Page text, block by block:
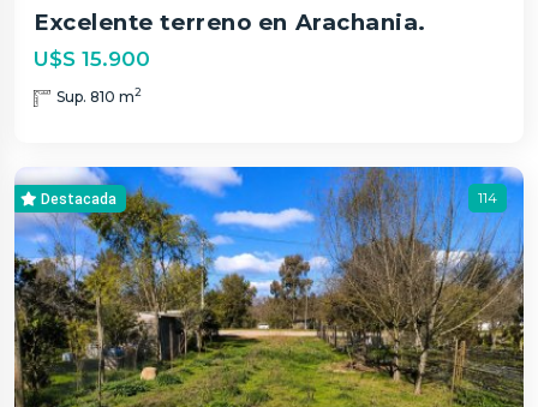
Excelente terreno en Arachania.
U$S 15.900
Sup. 810 m2
Destacada 114